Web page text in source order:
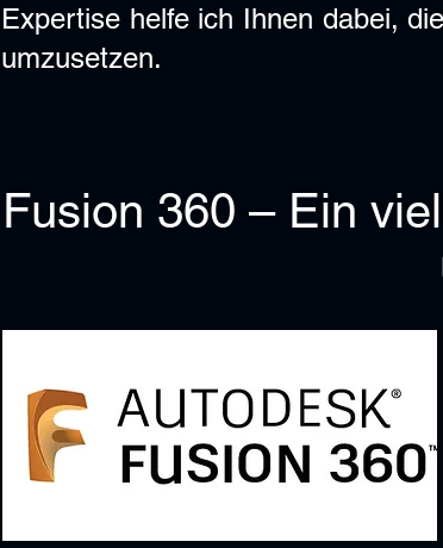
Expertise helfe ich Ihnen dabei,
umzusetzen.
Fusion 360 – Ein